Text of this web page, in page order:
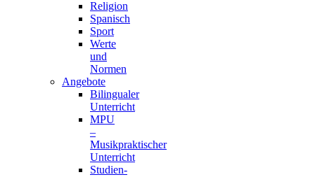
Religion
Spanisch
Sport
Werte
und
Normen
Angebote
Bilingualer
Unterricht
MPU
–
Musikpraktischer
Unterricht
Studien-